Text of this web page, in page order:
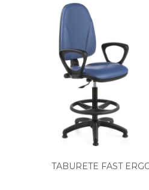
TABURETE FAST